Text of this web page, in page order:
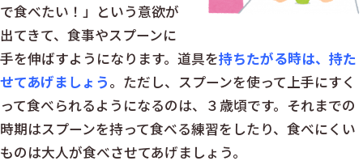
で食べたい！」という意欲が
出てきて、食事やスプーンに
手を伸ばすようになります。道具を持ちたがる時は、持た
せてあげましょう。ただし、スプーンを使って上手にすく
って食べられるようになるのは、３歳頃です。それまでの
時期はスプーンを持って食べる練習をしたり、食べにくい
ものは大人が食べさせてあげましょう。